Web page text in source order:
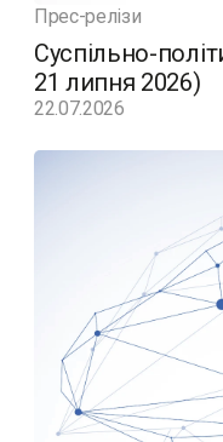
Прес-релізи
Суспільно-
21 липня 2026)
22.07.2026